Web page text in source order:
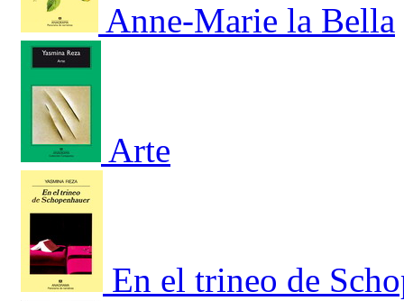
Anne-Marie la Bella
Arte
En el trineo de